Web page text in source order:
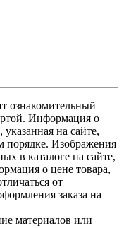
ознакомительный
Информация о
на сайте,
порядке. Изображения
в каталоге на сайте,
о цене товара,
от
заказа на
материалов или